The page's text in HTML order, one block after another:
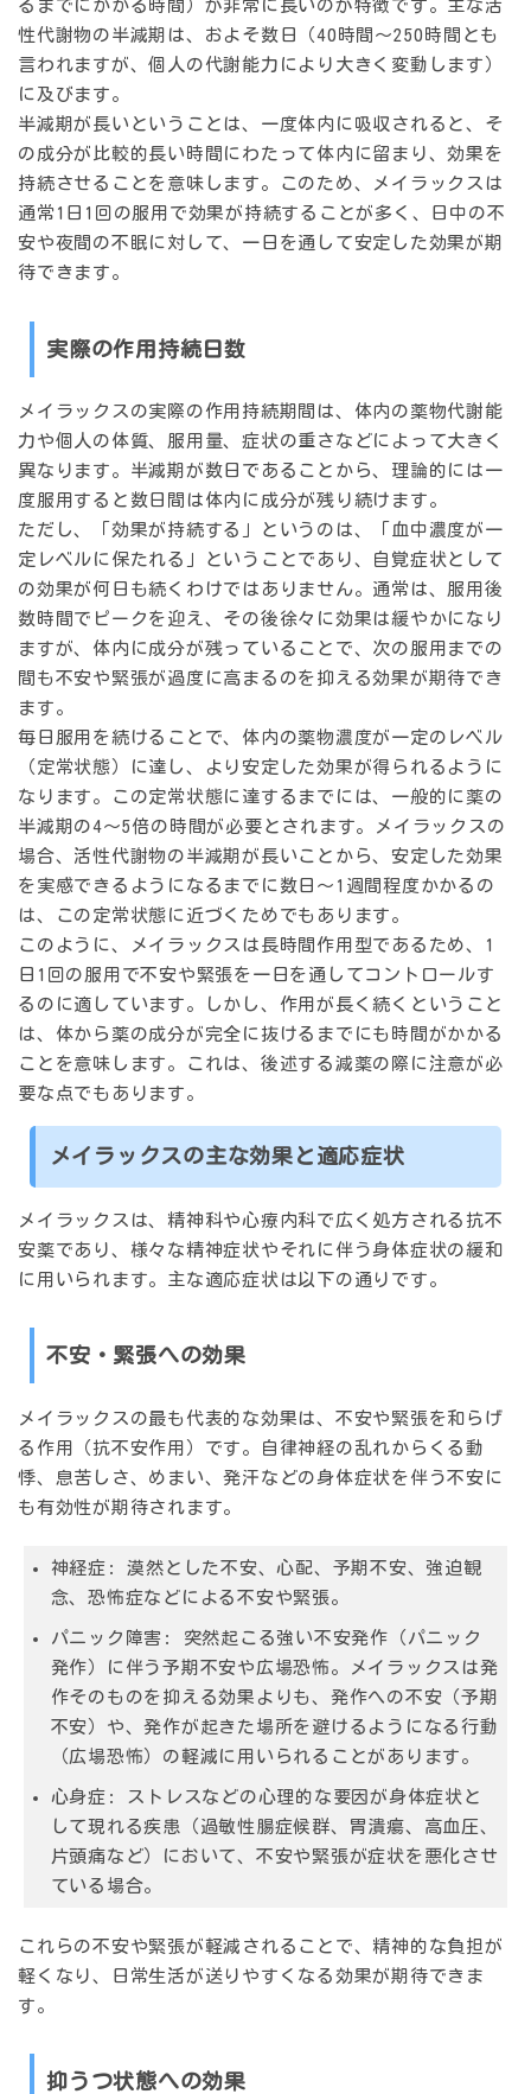
るまでにかかる時間）が非常に長いのが特徴です。 主な活
性代謝物の半減期は、およそ数日（40時間〜250時間とも
言われますが、個人の代謝能力により大きく変動します）
に及びます。
半減期が長いということは、一度体内に吸収されると、そ
の成分が比較的長い時間にわたって体内に留まり、効果を
持続させることを意味します。このため、メイラックスは
通常1日1回の服用で効果が持続することが多く 、日中の不
安や夜間の不眠に対して、一日を通して安定した効果が期
待できます。
実際の作用持続日数
メイラックスの実際の作用持続期間は、体内の薬物代謝能
力や個人の体質、服用量、症状の重さなどによって大きく
異なります。 半減期が数日であることから、理論的には一
度服用すると数日間は体内に成分が残り続けます。
ただし、「効果が持続する」というのは、「血中濃度が一
定レベルに保たれる」ということであり、
自覚症状として
の効果が何日も続くわけではありません。 通常は、服用後
数時間でピークを迎え、その後徐々に効果は緩やかになり
ますが、体内に成分が残っていることで、次の服用までの
間も不安や緊張が過度に高まるのを抑える効果が期待でき
ます。
毎日服用を続けることで、体内の薬物濃度が一定のレベル
（定常状態）に達し、より安定した効果が得られるように
なります。この定常状態に達するまでには、一般的に薬の
半減期の4〜5倍の時間が必要とされます。メイラックスの
場合、活性代謝物の半減期が長いことから、 安定した効果
を実感できるようになるまでに数日〜1週間程度かかる の
は、この定常状態に近づくためでもあります。
このように、メイラックスは長時間作用型であるため、1
日1回の服用で不安や緊張を一日を通してコントロールす
るのに適しています。しかし、作用が長く続くということ
は、 体から薬の成分が完全に抜けるまでにも時間がかかる
ことを意味します。これは、後述する減薬の際に注意が必
要な点でもあります。
メイラックスの主な効果と適応症状
メイラックスは、精神科や心療内科で広く処方される抗不
安薬であり、様々な精神症状やそれに伴う身体症状の緩和
に用いられます。主な適応症状は以下の通りです。
不安・緊張への効果
メイラックスの最も代表的な効果は、 不安や緊張を和らげ
る作用（抗不安作用） です。自律神経の乱れからくる動
悸、息苦しさ、めまい、発汗などの身体症状を伴う不安に
も有効性が期待されます。
神経症:
漠然とした不安、心配、予期不安、強迫観
念、恐怖症などによる不安や緊張。
パニック障害:
突然起こる強い不安発作（パニック
発作）に伴う予期不安や広場恐怖。メイラックスは発
作そのものを抑える効果よりも、発作への不安（予期
不安）や、発作が起きた場所を避けるようになる行動
（広場恐怖）の軽減に用いられることがあります。
心身症:
ストレスなどの心理的な要因が身体症状と
して現れる疾患（過敏性腸症候群、胃潰瘍、高血圧、
片頭痛など）において、不安や緊張が症状を悪化させ
ている場合。
これらの不安や緊張が軽減されることで、精神的な負担が
軽くなり、日常生活が送りやすくなる効果が期待できま
す。
抑うつ状態への効果